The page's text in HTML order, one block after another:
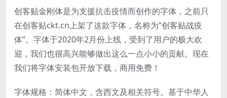
创客贴金刚体是为支援抗击疫情而创作的字体，之前只
在创客贴ckt.cn上架了这款字体，名称为“创客贴战疫
体”。字体于2020年2月份上线，受到了用户的极大欢
迎，我们也很高兴能够做出这么一点小小的贡献。现在
我们将字体安装包开放下载，商用免费！
字体规格：简体中文，含西文及相关符号。基于中华人